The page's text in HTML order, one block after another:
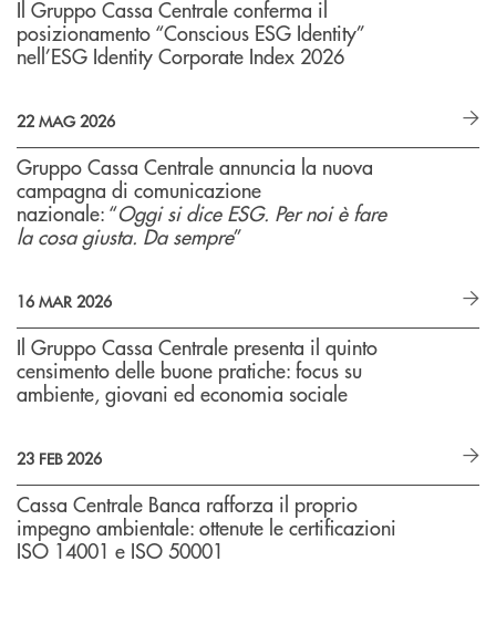
Il Gruppo Cassa Centrale conferma il
posizionamento “Conscious ESG Identity”
nell’ESG Identity Corporate Index 2026
22 MAG 2026
Gruppo Cassa Centrale annuncia la nuova
campagna di comunicazione
nazionale: “Oggi si dice ESG. Per noi è fare
la cosa giusta. Da sempre”
16 MAR 2026
Il Gruppo Cassa Centrale presenta il quinto
censimento delle buone pratiche: focus su
ambiente, giovani ed economia sociale
23 FEB 2026
Cassa Centrale Banca rafforza il proprio
impegno ambientale: ottenute le certificazioni
ISO 14001 e ISO 50001